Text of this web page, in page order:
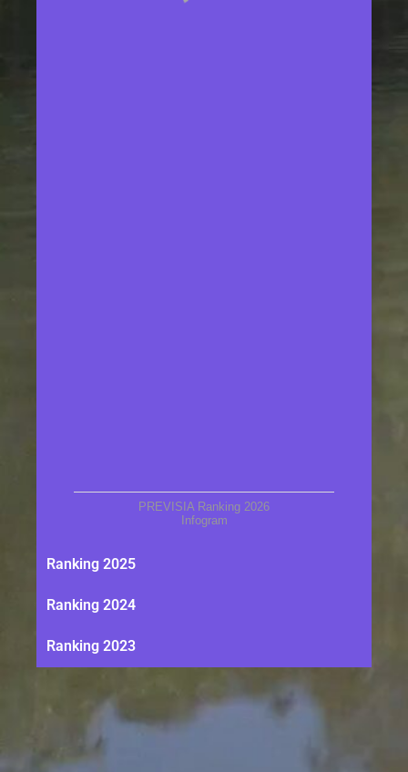
PREVISIA Ranking 2026
Infogram
Ranking 2025
Ranking 2024
Ranking 2023